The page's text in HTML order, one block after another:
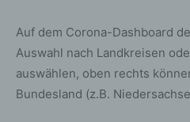
Auf dem Corona-Dashboard
Auswahl nach Landkreisen
auswählen, oben rechts
Bundesland (z.B.